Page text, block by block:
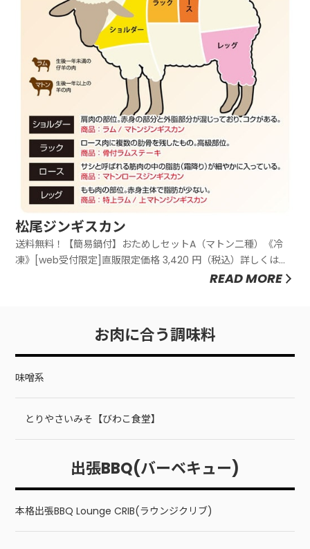
松尾ジンギスカン
送料無料！【簡易鍋付】おためしセットA（マトン二種）《冷
凍》[web受付限定]直販限定価格 3,420 円（税込）詳しくはこ
ちらをご覧あれ送料無料！【簡易鍋付】おためしセットB(ラム
READ MORE
お肉に合う調味料
味噌系
とりやさいみそ【びわこ食堂】
出張BBQ(バーベキュー)
本格出張BBQ Lounge CRIB(ラウンジクリブ)